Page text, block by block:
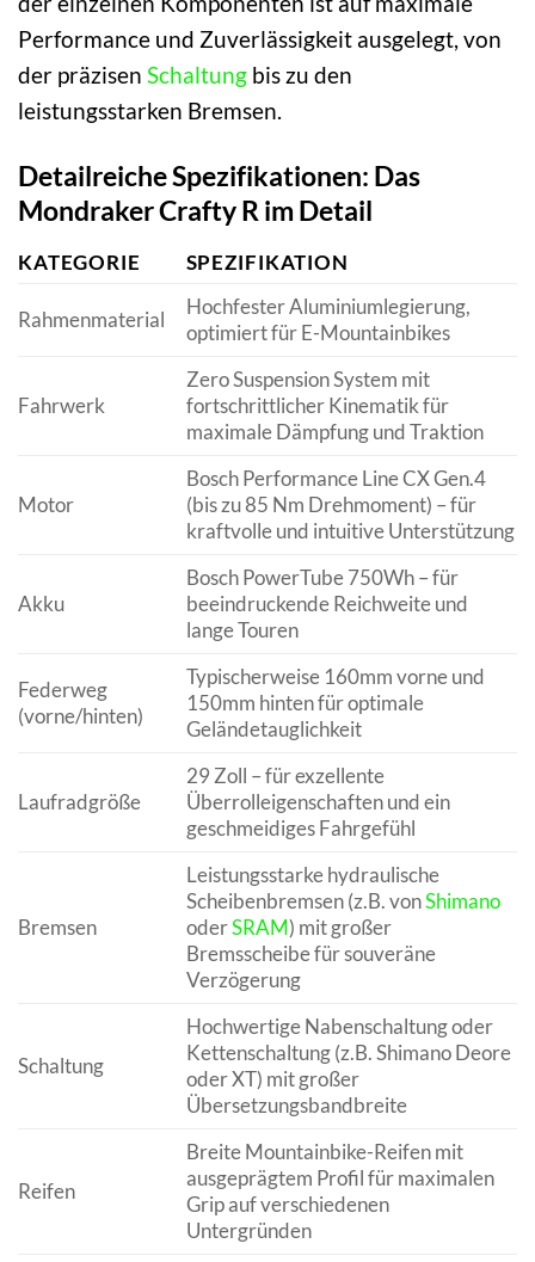
Performance und Zuverlässigkeit ausgelegt, von
der präzisen Schaltung bis zu den
leistungsstarken Bremsen.
Detailreiche Spezifikationen: Das
Mondraker Crafty R im Detail
KATEGORIE SPEZIFIKATION
Rahmenmaterial
Hochfester Aluminiumlegierung,
optimiert für E-Mountainbikes
Fahrwerk
Zero Suspension System mit
fortschrittlicher Kinematik für
maximale Dämpfung und Traktion
Motor
Bosch Performance Line CX Gen.4
(bis zu 85 Nm Drehmoment) – für
kraftvolle und intuitive Unterstützung
Akku
Bosch PowerTube 750Wh – für
beeindruckende Reichweite und
lange Touren
Federweg
(vorne/hinten)
Typischerweise 160mm vorne und
150mm hinten für optimale
Geländetauglichkeit
Laufradgröße
29 Zoll – für exzellente
Überrolleigenschaften und ein
geschmeidiges Fahrgefühl
Bremsen
Leistungsstarke hydraulische
Scheibenbremsen (z.B. vonShimano
oderSRAM) mit großer
Bremsscheibe für souveräne
Verzögerung
Schaltung
Hochwertige Nabenschaltung oder
Kettenschaltung (z.B. Shimano Deore
oder XT) mit großer
Übersetzungsbandbreite
Reifen
Breite Mountainbike-Reifen mit
ausgeprägtem Profil für maximalen
Grip auf verschiedenen
Untergründen